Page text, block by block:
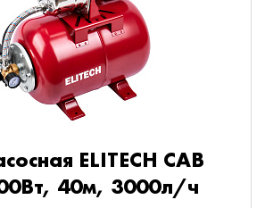
ELITECH САВ
40м, 3000л/ч